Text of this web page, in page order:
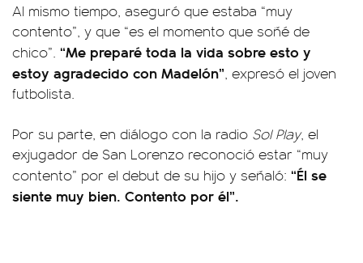
Al mismo tiempo, aseguró que estaba “muy
contento”, y que “es el momento que soñé de
chico”. “Me preparé toda la vida sobre esto y
estoy agradecido con Madelón”, expresó el joven
futbolista.
Por su parte, en diálogo con la radio Sol Play, el
exjugador de San Lorenzo reconoció estar “muy
contento” por el debut de su hijo y señaló: “Él se
siente muy bien. Contento por él”.